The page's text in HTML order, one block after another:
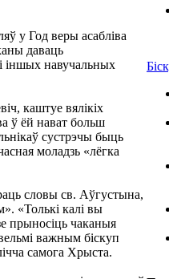
у Год веры асабліва
даваць
іншых навучальных
каштуе вялікіх
ў ёй нават больш
сустрэчы быць
моладзь «лёгка
словы св. Аўгустына,
«Толькі калі вы
прыносіць чаканыя
важным біскуп
самога Хрыста.